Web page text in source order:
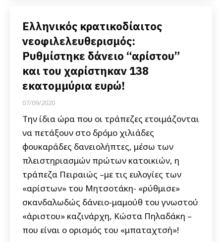
Ελληνικός κρατικοδίαιτος
νεοφιλελευθερισμός:
Ρυθμίστηκε δάνειο “αρίστου”
και του χαρίστηκαν 138
εκατομμύρια ευρώ!
07/09/2020
Την ίδια ώρα που οι τράπεζες ετοιμάζονται
να πετάξουν στο δρόμο χιλιάδες
φουκαράδες δανειολήπτες, μέσω των
πλειστηριασμών πρώτων κατοικιών, η
τράπεζα Πειραιώς –με τις ευλογίες των
«αρίστων» του Μητσοτάκη- «ρύθμισε»
σκανδαλωδώς δάνειο-μαμούθ του γνωστού
«άριστου» καζινάρχη, Κώστα Πηλαδάκη –
που είναι ο ορισμός του «μπαταχτσή»!